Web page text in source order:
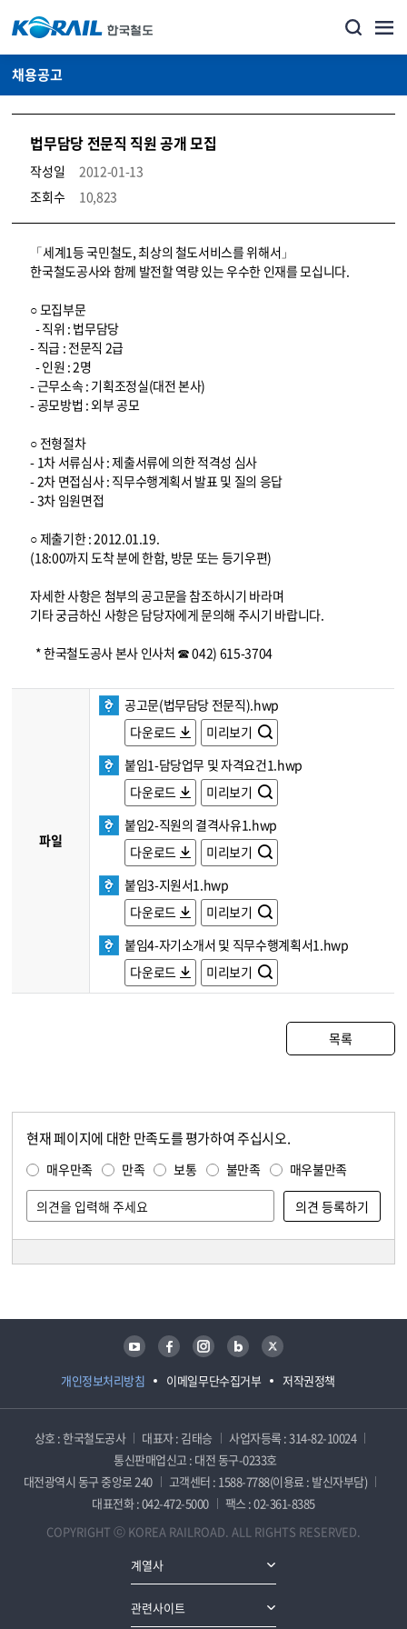
채용공고
법무담당 전문직 직원 공개 모집
작성일
2012-01-13
조회수
10,823
코레일소개_경영공시_채용공고 상세보기 – 내용, 파일, 담당자 연락처로 구성
「세계1등 국민철도, 최상의 철도서비스를 위해서」
한국철도공사와 함께 발전할 역량 있는 우수한 인재를 모십니다.
○ 모집부문
- 직위 : 법무담당
- 직급 : 전문직 2급
- 인원 : 2명
- 근무소속 : 기획조정실(대전 본사)
- 공모방법 : 외부 공모
○ 전형절차
- 1차 서류심사 : 제출서류에 의한 적격성 심사
- 2차 면접심사 : 직무수행계획서 발표 및 질의 응답
- 3차 임원면접
○ 제출기한 : 2012.01.19.
(18:00까지 도착 분에 한함, 방문 또는 등기우편)
자세한 사항은 첨부의 공고문을 참조하시기 바라며
기타 궁금하신 사항은 담당자에게 문의해 주시기 바랍니다.
* 한국철도공사 본사 인사처 ☎ 042) 615-3704
파일
공고문(법무담당 전문직).hwp
다운로드
미리보기
붙임1-담당업무 및 자격요건1.hwp
다운로드
미리보기
붙임2-직원의 결격사유1.hwp
다운로드
미리보기
붙임3-지원서1.hwp
다운로드
미리보기
붙임4-자기소개서 및 직무수행계획서1.hwp
다운로드
미리보기
목록
현재 페이지에 대한 만족도를 평가하여 주십시오.
매우만족 만족 보통 불만족 매우불만족
개인정보처리방침 이메일무단수집거부 저작권정책
유튜브 페이스북 인스타그램 블로그 트위터
상호 : 한국철도공사 대표자 : 김태승
사업자등록 : 314-82-10024
통신판매업신고 : 대전 동구-0233호
대전광역시 동구 중앙로 240
고객센터 : 1588-7788(이용료 : 발신자부담)
대표전화 : 042-472-5000
팩스 : 02-361-8385
COPYRIGHT ⓒ KOREA RAILROAD. ALL RIGHTS RESERVED.
계열사
관련사이트